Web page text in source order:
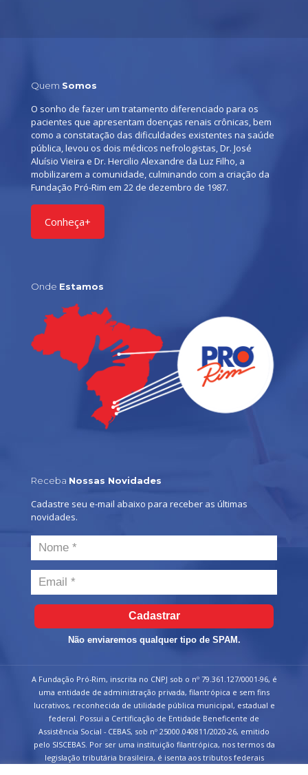
Quem Somos
O sonho de fazer um tratamento diferenciado para os
pacientes que apresentam doenças renais crônicas, bem
como a constatação das dificuldades existentes na saúde
pública, levou os dois médicos nefrologistas, Dr. José
Aluísio Vieira e Dr. Hercilio Alexandre da Luz Filho, a
mobilizarem a comunidade, culminando com a criação da
Fundação Pró-Rim em 22 de dezembro de 1987.
Conheça+
Onde Estamos
Receba Nossas Novidades
Cadastre seu e-mail abaixo para receber as últimas
novidades.
Cadastrar
Não enviaremos qualquer tipo de SPAM.
A Fundação Pró-Rim, inscrita no CNPJ sob o nº 79.361.127/0001-96, é
uma entidade de administração privada, filantrópica e sem fins
lucrativos, reconhecida de utilidade pública municipal, estadual e
federal. Possui a Certificação de Entidade Beneficente de
Assistência Social - CEBAS, sob nº 25000.040811/2020-26, emitido
pelo SISCEBAS. Por ser uma instituição filantrópica, nos termos da
legislação tributária brasileira, é isenta aos tributos federais